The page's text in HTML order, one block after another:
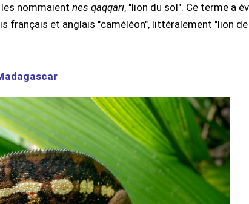
nommaient nes qaqqari, "lion du sol". Ce terme a
français et anglais "caméléon", littéralement "lion de